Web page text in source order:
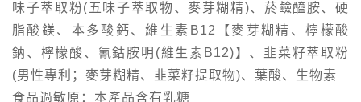
味子萃取粉(五味子萃取物、麥芽糊精)、菸鹼醯胺、硬
脂酸鎂、本多酸鈣、維生素B12【麥芽糊精、檸檬酸
鈉、檸檬酸、氰鈷胺明(維生素B12)】、韭菜籽萃取粉
(男性專利；麥芽糊精、韭菜籽提取物)、葉酸、生物素
食品過敏原：本產品含有乳糖